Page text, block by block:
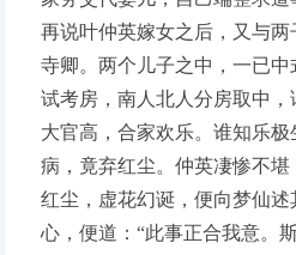
再说叶仲英嫁女之后，又与
寺卿。两个儿子之中，一已
试考房，南人北人分房取中
大官高，合家欢乐。谁知乐
病，竟弃红尘。仲英凄惨不
红尘，虚花幻诞，便向梦仙
心，便道：“此事正合我意。